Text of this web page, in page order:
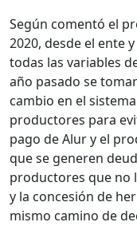
Según comentó el
2020, desde el ente
todas las variables
año pasado se
cambio en el
productores para
pago de Alur y el
que se generen
productores que no
y la concesión de
mismo camino de